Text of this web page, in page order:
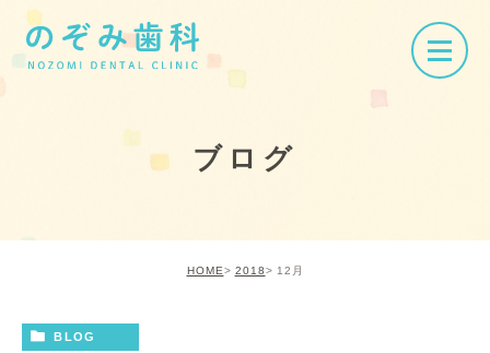
ブログ
HOME 2018 12月
BLOG